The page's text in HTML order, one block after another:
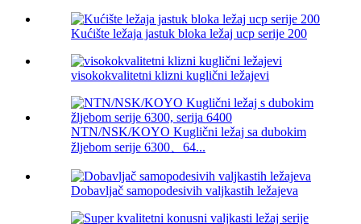
Kućište ležaja jastuk bloka ležaj ucp serije 200
visokokvalitetni klizni kuglični ležajevi
NTN/NSK/KOYO Kuglični ležaj sa dubokim
žljebom serije 6300、64...
Dobavljač samopodesivih valjkastih ležajeva